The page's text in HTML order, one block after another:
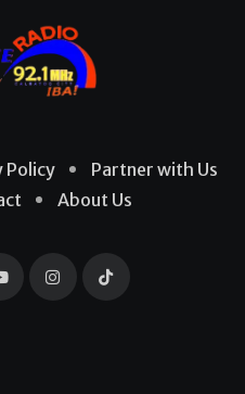
Policy
Partner with Us
About Us